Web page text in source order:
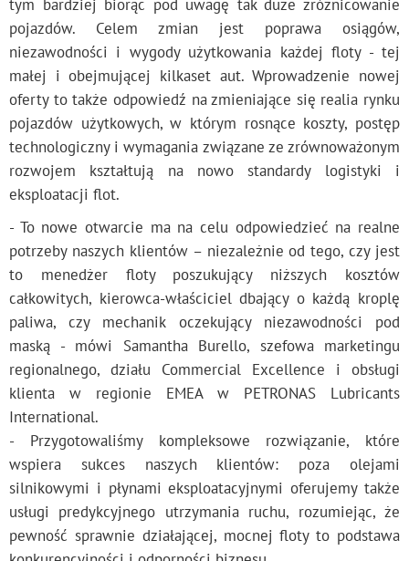
tym bardziej biorąc pod uwagę tak duże zróżnicowanie
pojazdów. Celem zmian jest poprawa osiągów,
niezawodności i wygody użytkowania każdej floty - tej
małej i obejmującej kilkaset aut. Wprowadzenie nowej
oferty to także odpowiedź na zmieniające się realia rynku
pojazdów użytkowych, w którym rosnące koszty, postęp
technologiczny i wymagania związane ze zrównoważonym
rozwojem kształtują na nowo standardy logistyki i
eksploatacji flot.
- To nowe otwarcie ma na celu odpowiedzieć na realne
potrzeby naszych klientów – niezależnie od tego, czy jest
to menedżer floty poszukujący niższych kosztów
całkowitych, kierowca-właściciel dbający o każdą kroplę
paliwa, czy mechanik oczekujący niezawodności pod
maską - mówi Samantha Burello, szefowa marketingu
regionalnego, działu Commercial Excellence i obsługi
klienta w regionie EMEA w PETRONAS Lubricants
International.
- Przygotowaliśmy kompleksowe rozwiązanie, które
wspiera sukces naszych klientów: poza olejami
silnikowymi i płynami eksploatacyjnymi oferujemy także
usługi predykcyjnego utrzymania ruchu, rozumiejąc, że
pewność sprawnie działającej, mocnej floty to podstawa